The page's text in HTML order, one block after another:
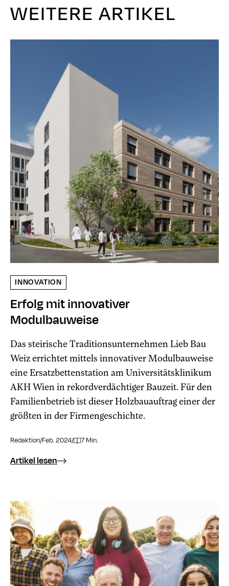
WEITERE ARTIKEL
INNOVATION
Erfolg mit innovativer
Modulbauweise
Das steirische Traditionsunternehmen Lieb Bau
Weiz errichtet mittels innovativer Modulbauweise
eine Ersatzbettenstation am Universitätsklinikum
AKH Wien in rekordverdächtiger Bauzeit. Für den
Familienbetrieb ist dieser Holzbauauftrag einer der
größten in der Firmengeschichte.
Redaktion/Feb. 2024/ 7 Min.
Artikel lesen